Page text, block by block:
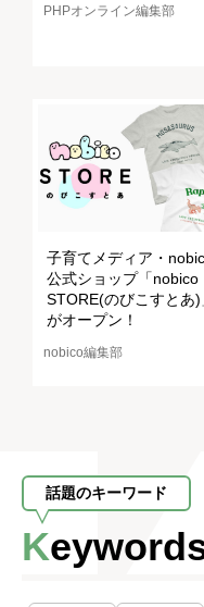
PHPオンライン編集部
子育てメディア・
公式ショップ「nobico
STORE(のびこすとあ)
がオープン！
nobico編集部
話題のキーワード